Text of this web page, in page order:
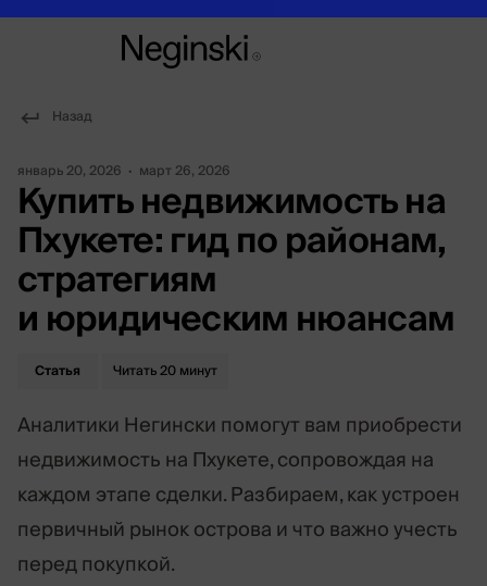
Назад
январь 20, 2026 • март 26, 2026
Купить недвижимость на
Пхукете: гид по районам,
стратегиям
и юридическим нюансам
Статья Читать20 минут
Аналитики Негински помогут вам приобрести
недвижимость на Пхукете, сопровождая на
каждом этапе сделки. Разбираем, как устроен
первичный рынок острова и что важно учесть
перед покупкой.